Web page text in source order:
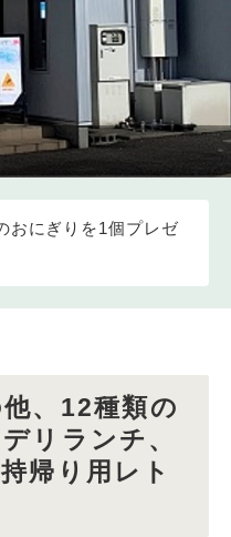
おにぎりを1個プレゼ
、12種類の
リランチ、
帰り用レト